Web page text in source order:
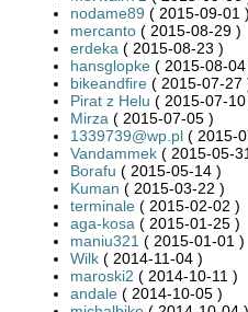
nodame89 ( 2015-09-01 )
mercanto ( 2015-08-29 )
erdeka ( 2015-08-23 )
hansglopke ( 2015-08-04
bikeandfire ( 2015-07-27
Pirat z Helu ( 2015-07-10
Mirza ( 2015-07-05 )
1339739@wp.pl ( 2015-
Vandammek ( 2015-05-
Borafu ( 2015-05-14 )
Kuman ( 2015-03-22 )
terminale ( 2015-02-02 )
aga-kosa ( 2015-01-25 )
maniu321 ( 2015-01-01 )
Wilk ( 2014-11-04 )
maroski2 ( 2014-10-11 )
andale ( 2014-10-05 )